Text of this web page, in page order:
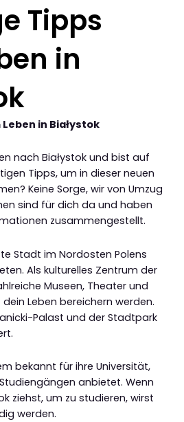
Tipps
in
in Białystok
nach Białystok und bist auf
Tipps, um in dieser neuen
Keine Sorge, wir von Umzug
sind für dich da und haben
zusammengestellt.
Stadt im Nordosten Polens
Als kulturelles Zentrum der
Museen, Theater und
Leben bereichern werden.
Palast und der Stadtpark
bekannt für ihre Universität,
anbietet. Wenn
ziehst, um zu studieren, wirst
werden.